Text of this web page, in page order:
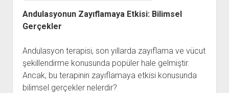
Andulasyonun Zayıflamaya Etkisi: Bilimsel
Gerçekler
Andulasyon terapisi, son yıllarda zayıflama ve vücut
şekillendirme konusunda popüler hale gelmiştir.
Ancak, bu terapinin zayıflamaya etkisi konusunda
bilimsel gerçekler nelerdir?